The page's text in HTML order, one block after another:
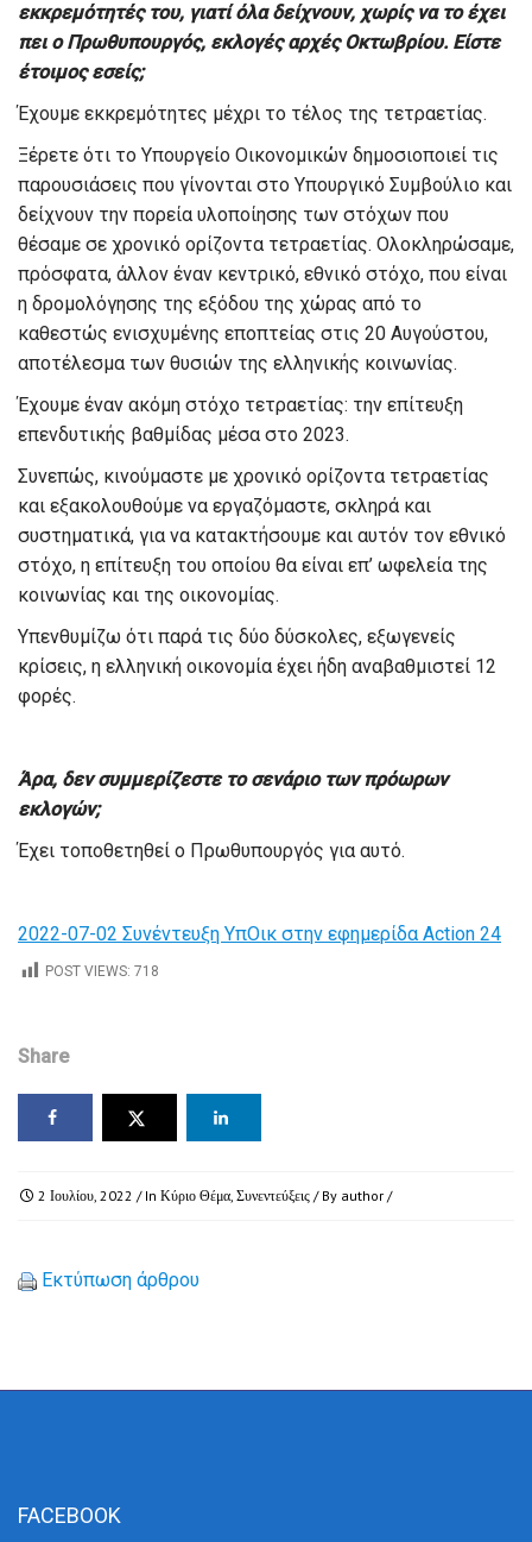
εκκρεμότητές του, γιατί όλα δείχνουν, χωρίς να το έχει
πει ο Πρωθυπουργός, εκλογές αρχές Οκτωβρίου. Είστε
έτοιμος εσείς;
Έχουμε εκκρεμότητες μέχρι το τέλος της τετραετίας.
Ξέρετε ότι το Υπουργείο Οικονομικών δημοσιοποιεί τις
παρουσιάσεις που γίνονται στο Υπουργικό Συμβούλιο και
δείχνουν την πορεία υλοποίησης των στόχων που
θέσαμε σε χρονικό ορίζοντα τετραετίας. Ολοκληρώσαμε,
πρόσφατα, άλλον έναν κεντρικό, εθνικό στόχο, που είναι
η δρομολόγησης της εξόδου της χώρας από το
καθεστώς ενισχυμένης εποπτείας στις 20 Αυγούστου,
αποτέλεσμα των θυσιών της ελληνικής κοινωνίας.
Έχουμε έναν ακόμη στόχο τετραετίας: την επίτευξη
επενδυτικής βαθμίδας μέσα στο 2023.
Συνεπώς, κινούμαστε με χρονικό ορίζοντα τετραετίας
και εξακολουθούμε να εργαζόμαστε, σκληρά και
συστηματικά, για να κατακτήσουμε και αυτόν τον εθνικό
στόχο, η επίτευξη του οποίου θα είναι επ’ ωφελεία της
κοινωνίας και της οικονομίας.
Υπενθυμίζω ότι παρά τις δύο δύσκολες, εξωγενείς
κρίσεις, η ελληνική οικονομία έχει ήδη αναβαθμιστεί 12
φορές.
Άρα, δεν συμμερίζεστε το σενάριο των πρόωρων
εκλογών;
Έχει τοποθετηθεί ο Πρωθυπουργός για αυτό.
2022-07-02 Συνέντευξη ΥπΟικ στην εφημερίδα Action 24
POST VIEWS: 718
Share
2 Ιουλίου, 2022 / In Κύριο Θέμα, Συνεντεύξεις / By author /
Εκτύπωση άρθρου
FACEBOOK